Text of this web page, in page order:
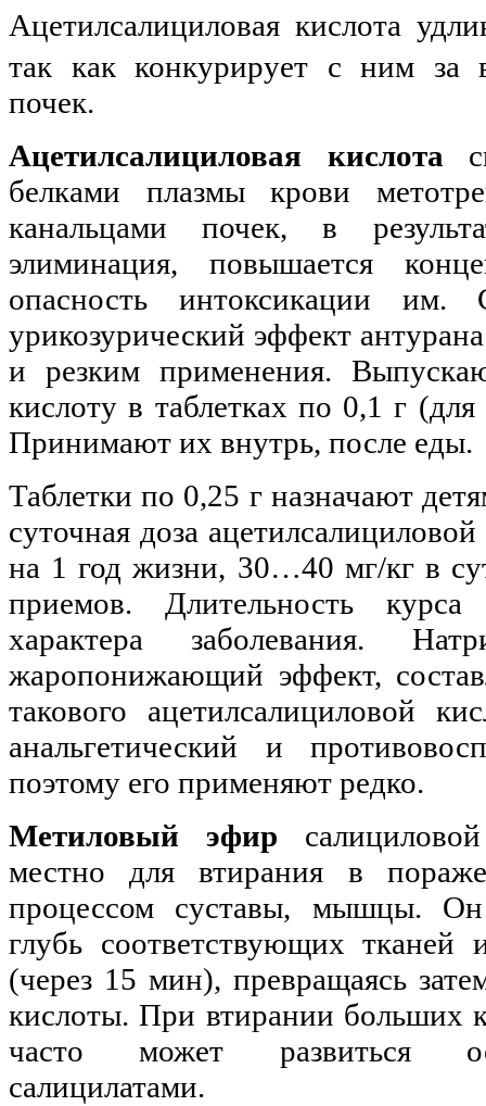
Ацетилсалициловая кислота
так как конкурирует с ним за
почек.
Ацетилсалициловая кислота
белками плазмы крови
канальцами почек, в
элиминация, повышается
опасность интоксикации им.
урикозурический эффект
и резким применения.
кислоту в таблетках по 0,1 г
Принимают их внутрь, после еды.
Таблетки по 0,25 г назначают
суточная доза
на 1 год жизни, 30…40 мг/кг в
приемов. Длительность
характера заболевания.
жаропонижающий эффект,
такового ацетилсалициловой
анальгетический и
поэтому его применяют редко.
Метиловый эфир
местно для втирания в
процессом суставы, мышцы.
глубь соответствующих тканей
(через 15 мин), превращаясь
кислоты. При втирании больших
часто может развиться
салицилатами.